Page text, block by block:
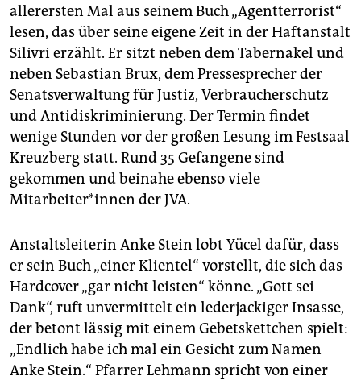
allerersten Mal aus seinem Buch „Agentterrorist“
lesen, das über seine eigene Zeit in der Haftanstalt
Silivri erzählt. Er sitzt neben dem Tabernakel und
neben Sebastian Brux, dem Pressesprecher der
Senatsverwaltung für Justiz, Verbraucherschutz
und Antidiskriminierung. Der Termin findet
wenige Stunden vor der großen Lesung im Festsaal
Kreuzberg statt. Rund 35 Gefangene sind
gekommen und beinahe ebenso viele
Mitarbeiter*innen der JVA.
Anstaltsleiterin Anke Stein lobt Yücel dafür, dass
er sein Buch „einer Klientel“ vorstellt, die sich das
Hardcover „gar nicht leisten“ könne. „Gott sei
Dank“, ruft unvermittelt ein leder­jackiger Insasse,
der betont lässig mit einem Gebetskettchen spielt:
„Endlich habe ich mal ein Gesicht zum Namen
Anke Stein.“ Pfarrer Lehmann spricht von einer